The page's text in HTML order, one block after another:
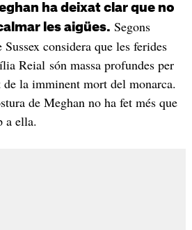
ha deixat clar que no
les aigües. Segons
considera que les ferides
Reial són massa profundes per
la imminent mort del monarca.
de Meghan no ha fet més que
a ella.